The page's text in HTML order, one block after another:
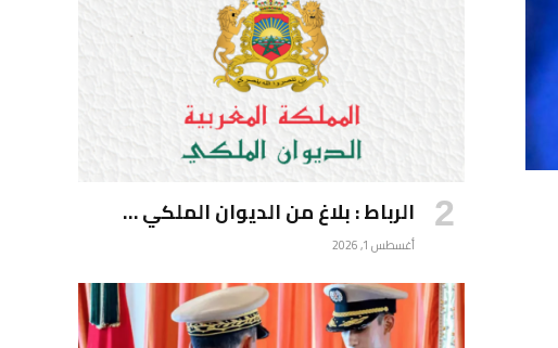
الرباط : بلاغ من الديوان الملكي …
أغسطس 1, 2026